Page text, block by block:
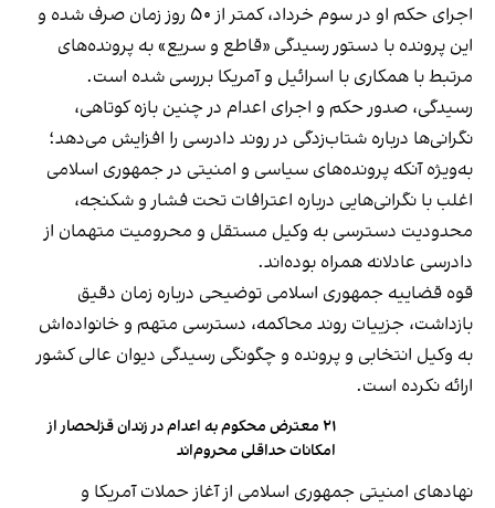
اجرای حکم او در سوم خرداد، کمتر از ۵۰ روز زمان صرف شده و
این پرونده با دستور رسیدگی «قاطع و سریع» به پرونده‌های
مرتبط با همکاری با اسرائیل و آمریکا بررسی شده است.
رسیدگی، صدور حکم و اجرای اعدام در چنین بازه کوتاهی،
نگرانی‌ها درباره شتاب‌زدگی در روند دادرسی را افزایش می‌دهد؛
به‌ویژه آنکه پرونده‌های سیاسی و امنیتی در جمهوری اسلامی
اغلب با نگرانی‌هایی درباره اعترافات تحت فشار و شکنجه،
محدودیت دسترسی به وکیل مستقل و محرومیت متهمان از
دادرسی عادلانه همراه بوده‌اند.
قوه قضاییه جمهوری اسلامی توضیحی درباره زمان دقیق
بازداشت، جزییات روند محاکمه، دسترسی متهم و خانواده‌اش
به وکیل انتخابی و پرونده و چگونگی رسیدگی دیوان عالی کشور
ارائه نکرده است.
۲۱ معترض محکوم به اعدام در زندان قزلحصار از
امکانات حداقلی محروم‌اند
نهادهای امنیتی جمهوری اسلامی از آغاز حملات آمریکا و